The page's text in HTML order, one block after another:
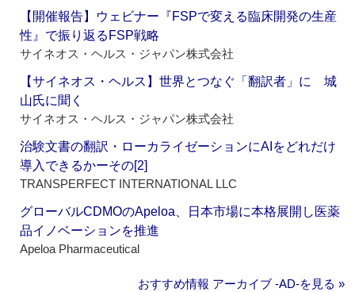
【開催報告】ウェビナー『FSPで変える臨床開発の生産
性』で振り返るFSP戦略
サイネオス・ヘルス・ジャパン株式会社
【サイネオス・ヘルス】世界とつなぐ「翻訳者」に 城
山氏に聞く
サイネオス・ヘルス・ジャパン株式会社
治験文書の翻訳・ローカライゼーションにAIをどれだけ
導入できるかーその[2]
TRANSPERFECT INTERNATIONAL LLC
グローバルCDMOのApeloa、日本市場に本格展開し医薬
品イノベーションを推進
Apeloa Pharmaceutical
おすすめ情報 アーカイブ ‐AD‐を見る »